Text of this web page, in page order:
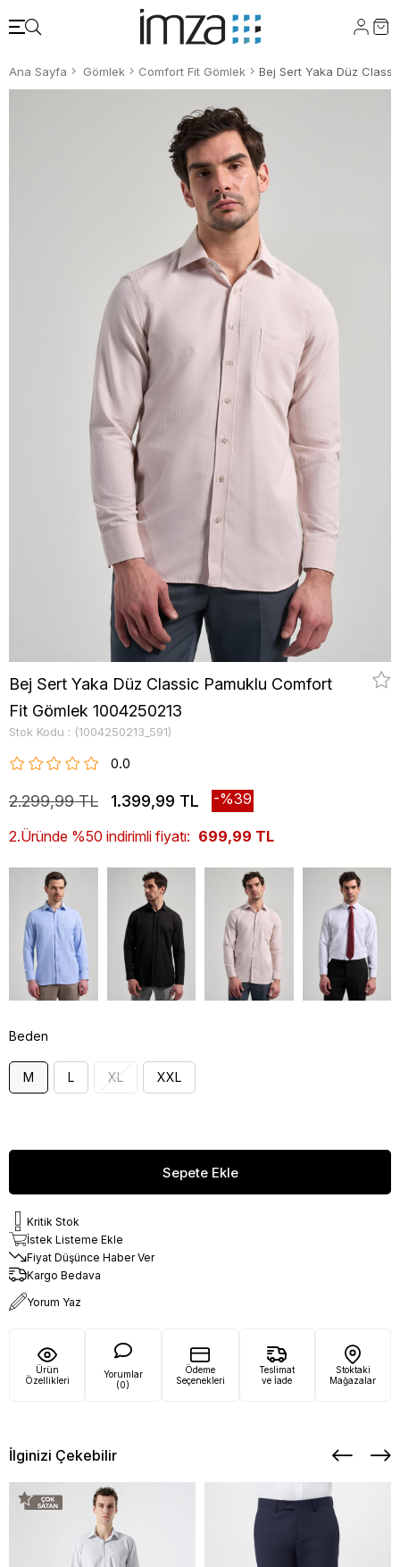
Ana Sayfa Gömlek Comfort Fit Gömlek
Bej Sert Yaka Düz Classic Pamuklu Comfort
Fit Gömlek 1004250213
Stok Kodu (1004250213_591)
0.0
2.299,99 TL 1.399,99 TL 39
2.Üründe %50 indirimli fiyatı: 699,99 TL
Beden
M L XL XXL
Kritik Stok
İstek Listeme Ekle
Fiyat Düşünce Haber Ver
Kargo Bedava
Yorum Yaz
Ürün
Özellikleri
Yorumlar
(0)
Ödeme
Seçenekleri
Teslimat
ve İade
Stoktaki
Mağazalar
İlginizi Çekebilir